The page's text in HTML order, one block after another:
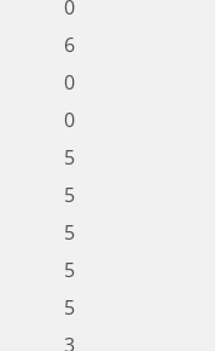
0
6
0
0
5
5
5
5
5
3